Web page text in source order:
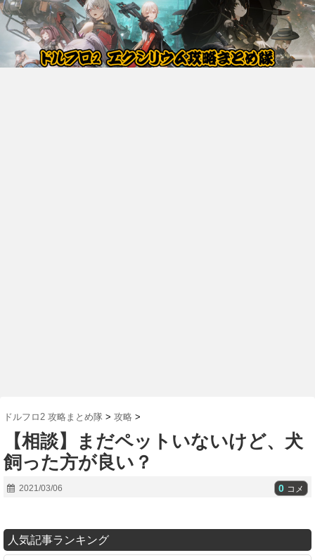
ドルフロ2 攻略まとめ隊 > 攻略 >
【相談】まだペットいないけど、犬
飼った方が良い？
2021/03/06 0 コメ
人気記事ランキング